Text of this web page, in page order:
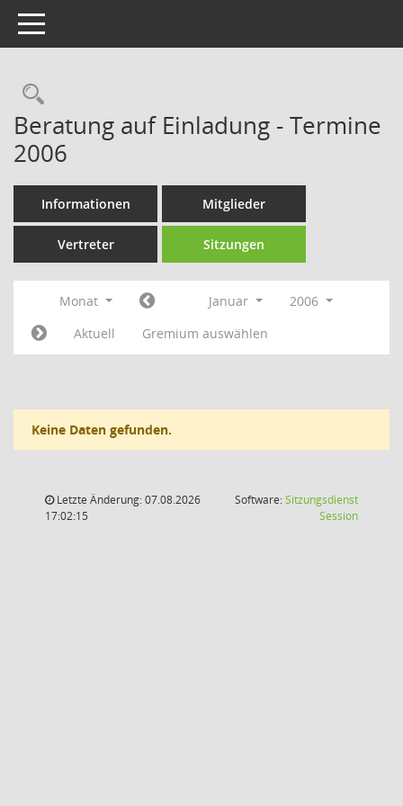
Toggle navigation
Rechercheauswahl
Beratung auf Einladung - Termine
2006
Informationen Mitglieder
Vertreter Sitzungen
Monat Januar
2006
Aktuell
Gremium auswählen
Keine Daten gefunden.
Letzte Änderung: 07.08.2026
17:02:15
Software:Sitzungsdienst
Session(Wird in